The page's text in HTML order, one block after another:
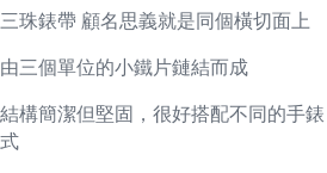
三珠錶帶 顧名思義就是同個橫切面上
由三個單位的小鐵片鏈結而成
結構簡潔但堅固，很好搭配不同的手
式